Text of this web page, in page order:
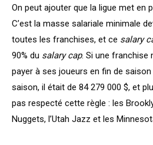
On peut ajouter que la ligue met en
C’est la masse salariale minimale
toutes les franchises, et ce salary
90% du salary cap. Si une franchise
payer à ses joueurs en fin de
saison, il était de 84 279 000 $, et
pas respecté cette règle : les
Nuggets, l’Utah Jazz et les